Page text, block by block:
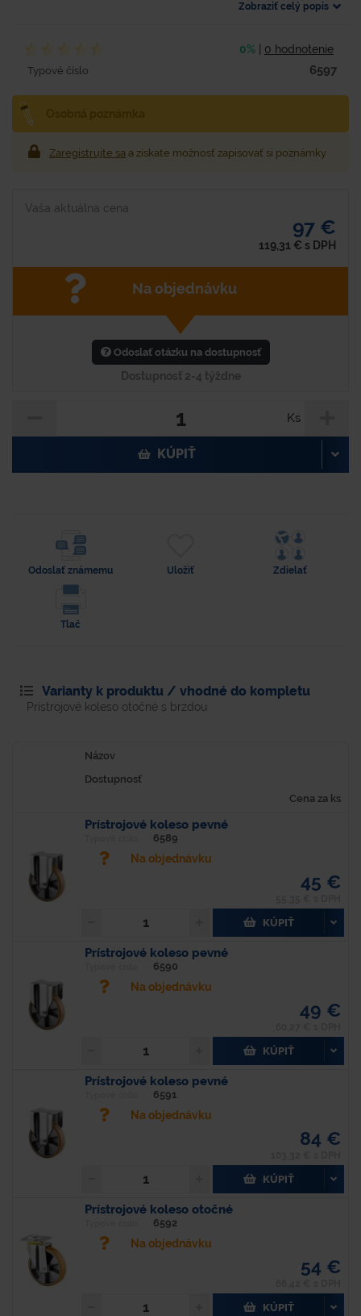
Zobraziť celý popis
0% 0 hodnotenie
Typové číslo 6597
Zaregistrujte sa a získate možnosť zapisovať si poznámky
Vaša aktuálna cena
97 €
119,31 € s DPH
Na objednávku
Odoslať otázku na dostupnosť
Dostupnosť 2-4 týždne
Ks
KÚPIŤ
Odoslať známemu Uložiť Zdielať
Tlač
Varianty k produktu / vhodné do kompletu
Prístrojové koleso otočné s brzdou
Názov
Dostupnosť
Cena za ks
Prístrojové koleso pevné
6589
Na objednávku
45 €
KÚPIŤ
Prístrojové koleso pevné
6590
Na objednávku
49 €
KÚPIŤ
Prístrojové koleso pevné
6591
Na objednávku
84 €
KÚPIŤ
Prístrojové koleso otočné
6592
Na objednávku
54 €
KÚPIŤ